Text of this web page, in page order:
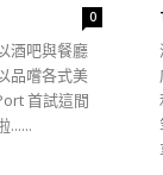
0
酒吧與餐廳
品嚐各式美
首試這間
......